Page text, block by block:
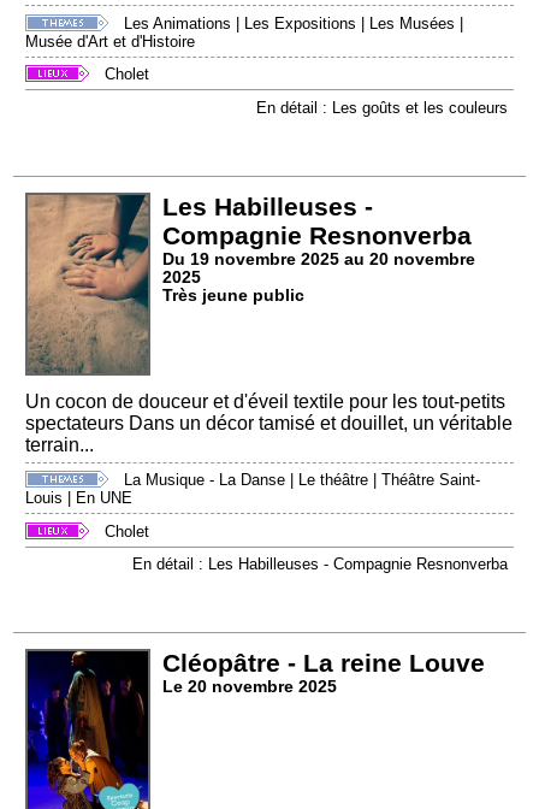
Les Animations | Les Expositions | Les Musées |
Musée d'Art et d'Histoire
Cholet
En détail : Les goûts et les couleurs
Les Habilleuses -
Compagnie Resnonverba
Du 19 novembre 2025 au 20 novembre
2025
Très jeune public
Un cocon de douceur et d'éveil textile pour les tout-petits
spectateurs Dans un décor tamisé et douillet, un véritable
terrain...
La Musique - La Danse Le théâtre |Théâtre Saint-
Louis
En UNE
Cholet
En détail : Les Habilleuses - Compagnie Resnonverba
Cléopâtre - La reine Louve
Le 20 novembre 2025